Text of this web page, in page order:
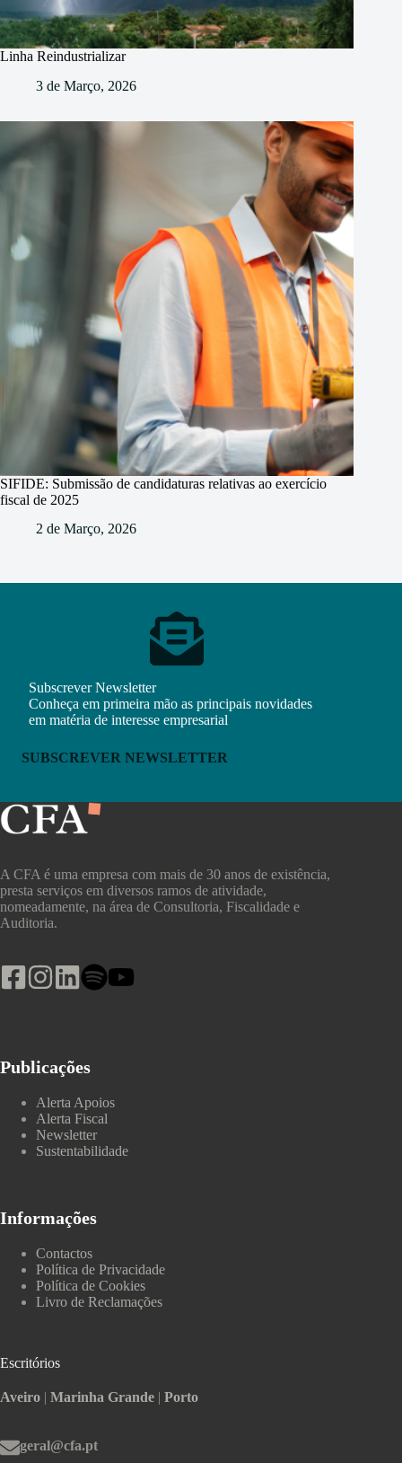
Linha Reindustrializar
3 de Março, 2026
SIFIDE: Submissão de candidaturas relativas ao exercício
fiscal de 2025
2 de Março, 2026
Subscrever Newsletter
Conheça em primeira mão as principais novidades
em matéria de interesse empresarial
SUBSCREVER NEWSLETTER
A CFA é uma empresa com mais de 30 anos de existência,
presta serviços em diversos ramos de atividade,
nomeadamente, na área de Consultoria, Fiscalidade e
Auditoria.
Publicações
Alerta Apoios
Alerta Fiscal
Newsletter
Sustentabilidade
Informações
Contactos
Política de Privacidade
Política de Cookies
Livro de Reclamações
Escritórios
Aveiro | Marinha Grande | Porto
geral@cfa.pt